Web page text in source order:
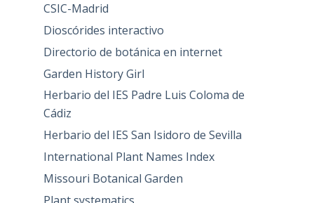
CSIC-Madrid
Dioscórides interactivo
Directorio de botánica en internet
Garden History Girl
Herbario del IES Padre Luis Coloma de
Cádiz
Herbario del IES San Isidoro de Sevilla
International Plant Names Index
Missouri Botanical Garden
Plant systematics